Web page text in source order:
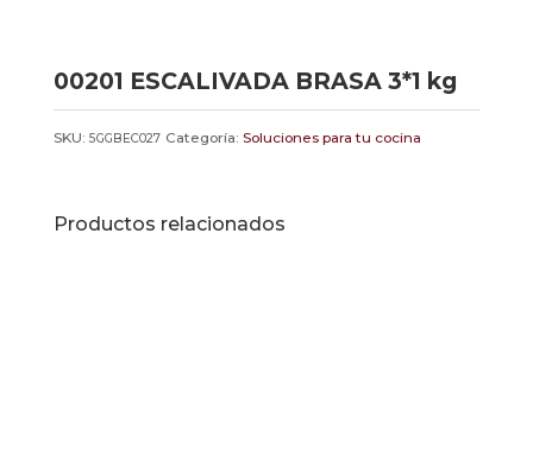
00201 ESCALIVADA BRASA 3*1 kg
SKU: 5GGBEC027 Categoría: Soluciones para tu cocina
Productos relacionados